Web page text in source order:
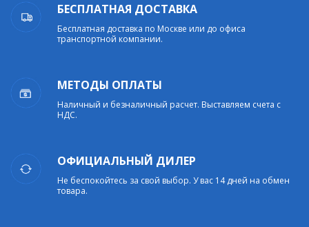
БЕСПЛАТНАЯ ДОСТАВКА
Бесплатная доставка по Москве или до офиса
транспортной компании.
МЕТОДЫ ОПЛАТЫ
Наличный и безналичный расчет. Выставляем счета с
НДС.
ОФИЦИАЛЬНЫЙ ДИЛЕР
Не беспокойтесь за свой выбор. У вас 14 дней на обмен
товара.